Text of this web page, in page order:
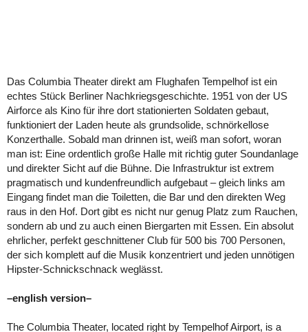
Das Columbia Theater direkt am Flughafen Tempelhof ist ein
echtes Stück Berliner Nachkriegsgeschichte. 1951 von der US
Airforce als Kino für ihre dort stationierten Soldaten gebaut,
funktioniert der Laden heute als grundsolide, schnörkellose
Konzerthalle. Sobald man drinnen ist, weiß man sofort, woran
man ist: Eine ordentlich große Halle mit richtig guter Soundanlage
und direkter Sicht auf die Bühne. Die Infrastruktur ist extrem
pragmatisch und kundenfreundlich aufgebaut – gleich links am
Eingang findet man die Toiletten, die Bar und den direkten Weg
raus in den Hof. Dort gibt es nicht nur genug Platz zum Rauchen,
sondern ab und zu auch einen Biergarten mit Essen. Ein absolut
ehrlicher, perfekt geschnittener Club für 500 bis 700 Personen,
der sich komplett auf die Musik konzentriert und jeden unnötigen
Hipster-Schnickschnack weglässt.
–english version–
The Columbia Theater, located right by Tempelhof Airport, is a